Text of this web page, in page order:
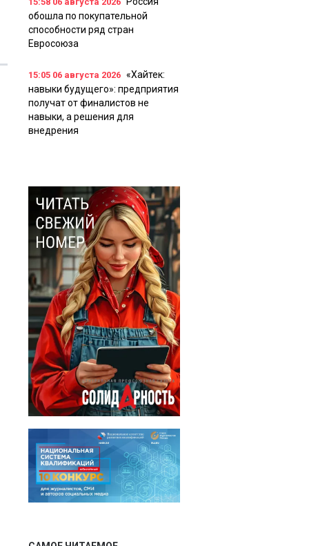
обошла по покупательной
способности ряд стран
Евросоюза
15:05 06 августа 2026 «Хайтек:
навыки будущего»: предприятия
получат от финалистов не
навыки, а решения для
внедрения